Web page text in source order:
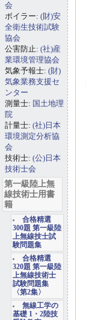
会
ボイラー: (財)安
全衛生技術試験
協会
公害防止: (社)産
業環境管理協会
気象予報士: (財)
気象業務支援セ
ンター
測量士: 国土地理
院
計量士: (社)日本
環境測定分析協
会
技術士: (公)日本
技術士会
第一級陸上無
線技術士用書
籍
合格精選
300題 第一級陸
上無線技士試
験問題集
合格精選
320題 第一級陸
上無線技術士
試験問題集
〈第2集〉
無線工学の
基礎 1・2陸技